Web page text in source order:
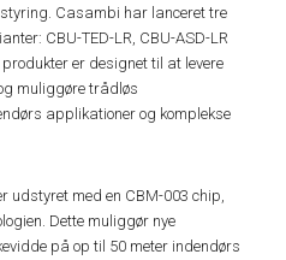
Casambi har lanceret tre
CBU-TED-LR, CBU-ASD-LR
er designet til at levere
muliggøre trådløs
applikationer og komplekse
udstyret med en CBM-003 chip,
Dette muliggør nye
på op til 50 meter indendørs